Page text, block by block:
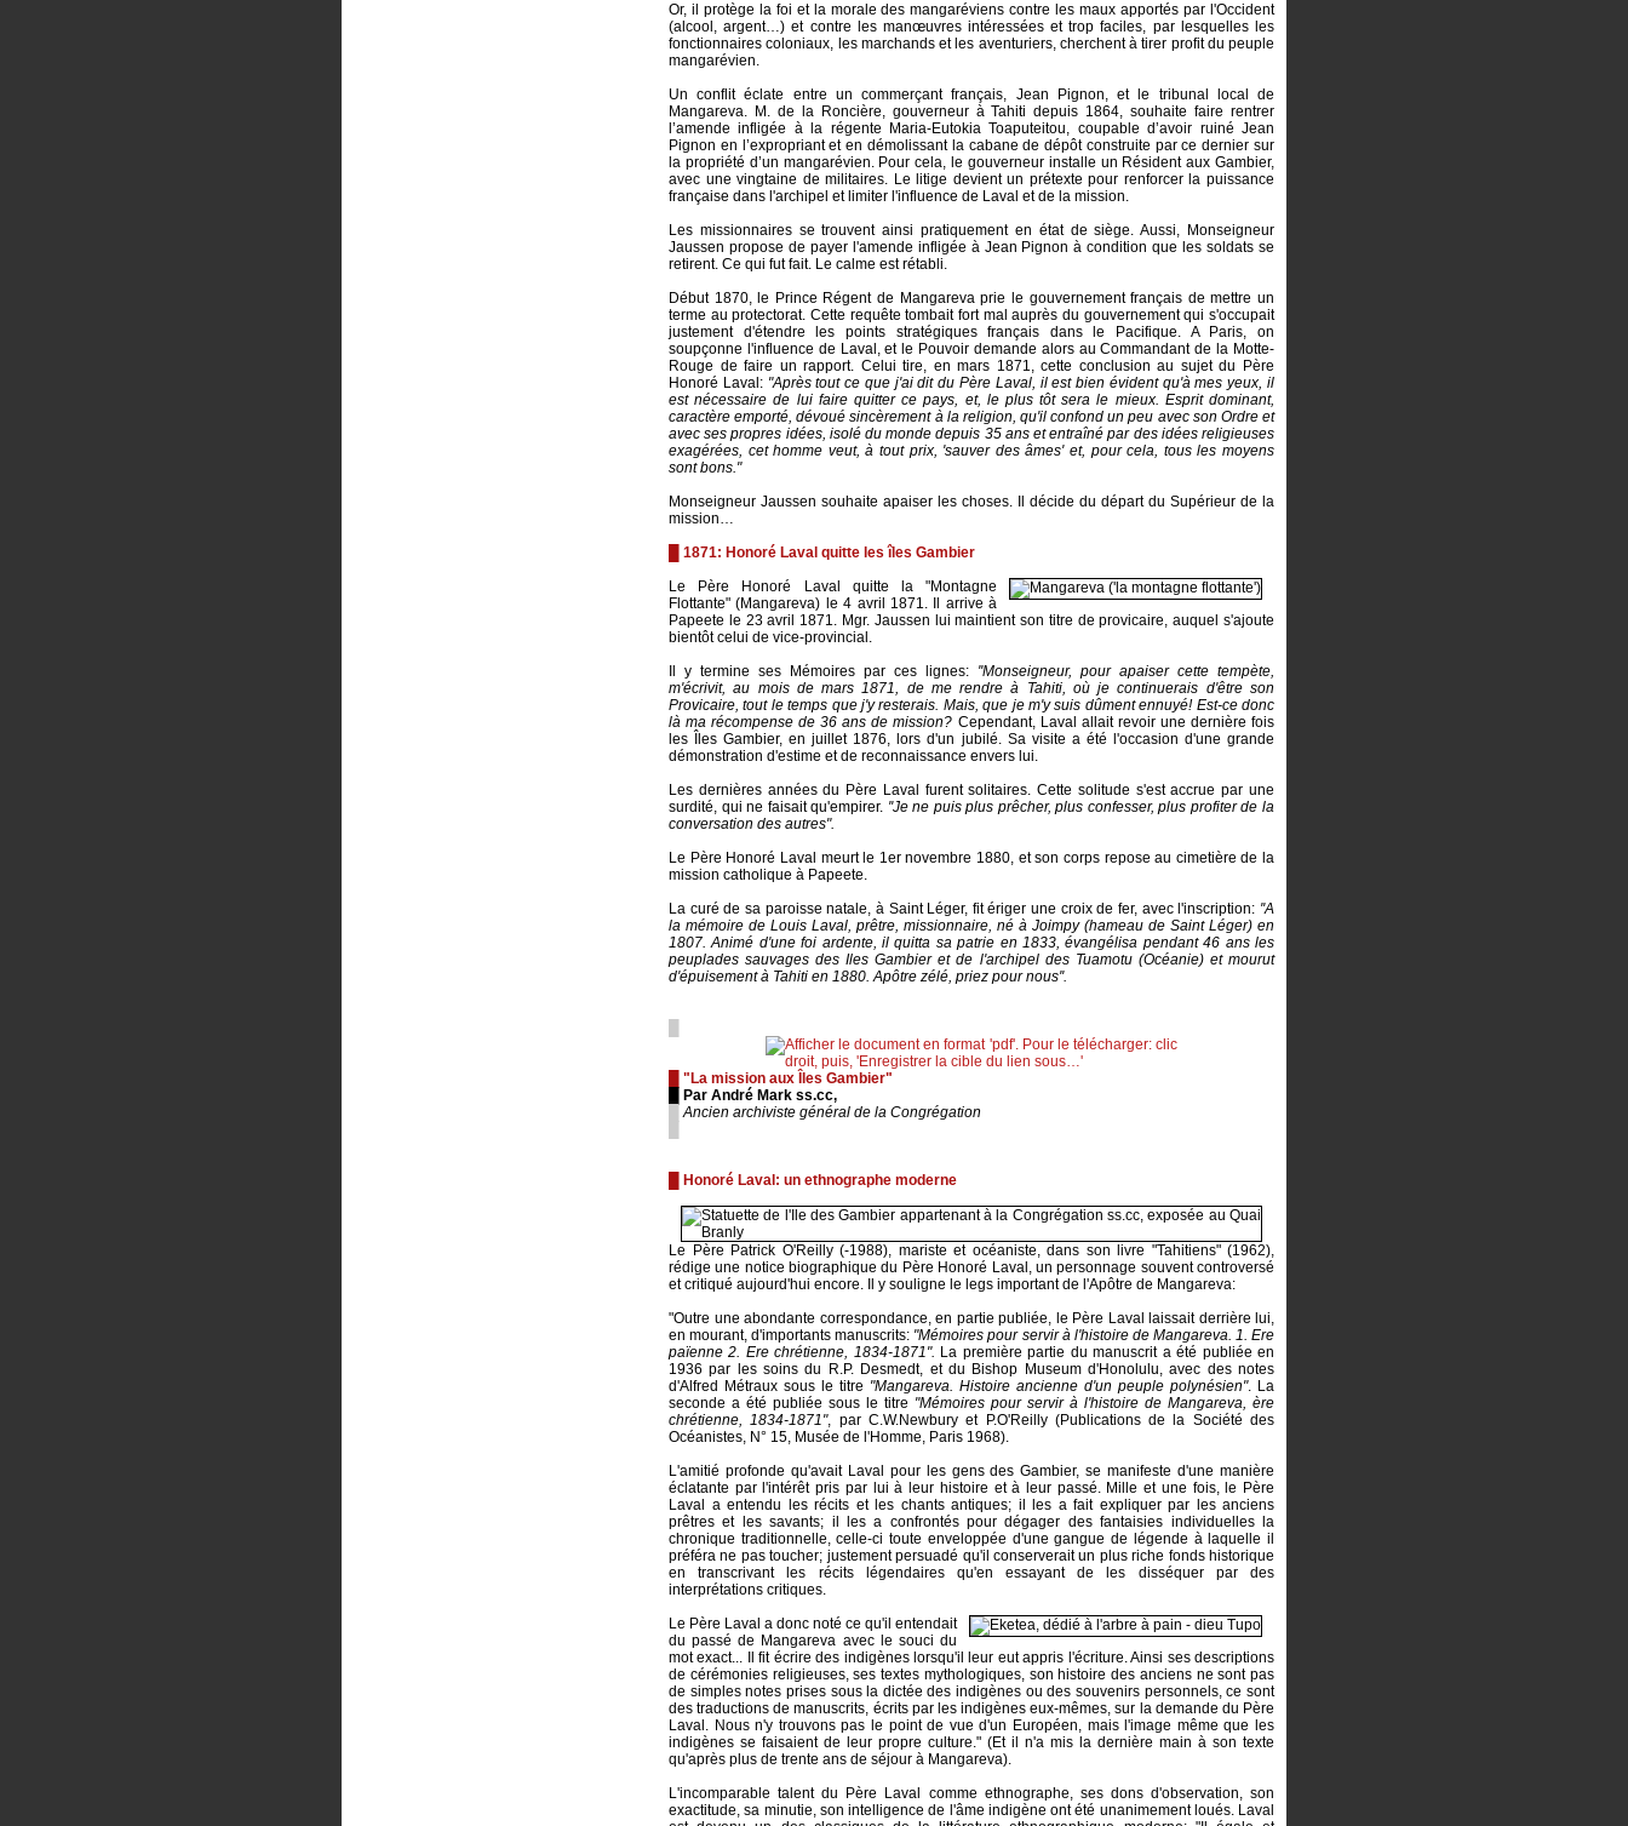
Or, il protège la foi et la morale des mangaréviens contre les maux apportés par l'Occident
(alcool, argent…) et contre les manœuvres intéressées et trop faciles, par lesquelles les
fonctionnaires coloniaux, les marchands et les aventuriers, cherchent à tirer profit du peuple
mangarévien.
Un conflit éclate entre un commerçant français, Jean Pignon, et le tribunal local de
Mangareva. M. de la Roncière, gouverneur à Tahiti depuis 1864, souhaite faire rentrer
l’amende infligée à la régente Maria-Eutokia Toaputeitou, coupable d’avoir ruiné Jean
Pignon en l’expropriant et en démolissant la cabane de dépôt construite par ce dernier sur
la propriété d’un mangarévien. Pour cela, le gouverneur installe un Résident aux Gambier,
avec une vingtaine de militaires. Le litige devient un prétexte pour renforcer la puissance
française dans l'archipel et limiter l'influence de Laval et de la mission.
Les missionnaires se trouvent ainsi pratiquement en état de siège. Aussi, Monseigneur
Jaussen propose de payer l'amende infligée à Jean Pignon à condition que les soldats se
retirent. Ce qui fut fait. Le calme est rétabli.
Début 1870, le Prince Régent de Mangareva prie le gouvernement français de mettre un
terme au protectorat. Cette requête tombait fort mal auprès du gouvernement qui s'occupait
justement d'étendre les points stratégiques français dans le Pacifique. A Paris, on
soupçonne l'influence de Laval, et le Pouvoir demande alors au Commandant de la Motte-
Rouge de faire un rapport. Celui tire, en mars 1871, cette conclusion au sujet du Père
Honoré Laval: "Après tout ce que j'ai dit du Père Laval, il est bien évident qu'à mes yeux, il
est nécessaire de lui faire quitter ce pays, et, le plus tôt sera le mieux. Esprit dominant,
caractère emporté, dévoué sincèrement à la religion, qu'il confond un peu avec son Ordre et
avec ses propres idées, isolé du monde depuis 35 ans et entraîné par des idées religieuses
exagérées, cet homme veut, à tout prix, 'sauver des âmes' et, pour cela, tous les moyens
sont bons."
Monseigneur Jaussen souhaite apaiser les choses. Il décide du départ du Supérieur de la
mission…
█ 1871: Honoré Laval quitte les îles Gambier
Le Père Honoré Laval quitte la "Montagne
Flottante" (Mangareva) le 4 avril 1871. Il arrive à
Papeete le 23 avril 1871. Mgr. Jaussen lui maintient son titre de provicaire, auquel s'ajoute
bientôt celui de vice-provincial.
Il y termine ses Mémoires par ces lignes: ''Monseigneur, pour apaiser cette tempète,
m'écrivit, au mois de mars 1871, de me rendre à Tahiti, où je continuerais d'être son
Provicaire, tout le temps que j'y resterais. Mais, que je m'y suis dûment ennuyé! Est-ce donc
là ma récompense de 36 ans de mission? Cependant, Laval allait revoir une dernière fois
les Îles Gambier, en juillet 1876, lors d'un jubilé. Sa visite a été l'occasion d'une grande
démonstration d'estime et de reconnaissance envers lui.
Les dernières années du Père Laval furent solitaires. Cette solitude s'est accrue par une
surdité, qui ne faisait qu'empirer. ''Je ne puis plus prêcher, plus confesser, plus profiter de la
conversation des autres".
Le Père Honoré Laval meurt le 1er novembre 1880, et son corps repose au cimetière de la
mission catholique à Papeete.
La curé de sa paroisse natale, à Saint Léger, fit ériger une croix de fer, avec l'inscription: ''A
la mémoire de Louis Laval, prêtre, missionnaire, né à Joimpy (hameau de Saint Léger) en
1807. Animé d'une foi ardente, il quitta sa patrie en 1833, évangélisa pendant 46 ans les
peuplades sauvages des Iles Gambier et de l'archipel des Tuamotu (Océanie) et mourut
d'épuisement à Tahiti en 1880. Apôtre zélé, priez pour nous''.
█ "La mission aux Îles Gambier"
█ Par André Mark ss.cc,
█Ancien archiviste général de la Congrégation
█ Honoré Laval: un ethnographe moderne
Le Père Patrick O'Reilly (-1988), mariste et océaniste, dans son livre "Tahitiens" (1962),
rédige une notice biographique du Père Honoré Laval, un personnage souvent controversé
et critiqué aujourd'hui encore. Il y souligne le legs important de l'Apôtre de Mangareva:
"Outre une abondante correspondance, en partie publiée, le Père Laval laissait derrière lui,
en mourant, d'importants manuscrits: "Mémoires pour servir à l'histoire de Mangareva. 1. Ere
païenne 2. Ere chrétienne, 1834-1871". La première partie du manuscrit a été publiée en
1936 par les soins du R.P. Desmedt, et du Bishop Museum d'Honolulu, avec des notes
d'Alfred Métraux sous le titre "Mangareva. Histoire ancienne d'un peuple polynésien". La
seconde a été publiée sous le titre "Mémoires pour servir à l'histoire de Mangareva, ère
chrétienne, 1834-1871", par C.W.Newbury et P.O'Reilly (Publications de la Société des
Océanistes, N° 15, Musée de l'Homme, Paris 1968).
L'amitié profonde qu'avait Laval pour les gens des Gambier, se manifeste d'une manière
éclatante par l'intérêt pris par lui à leur histoire et à leur passé. Mille et une fois, le Père
Laval a entendu les récits et les chants antiques; il les a fait expliquer par les anciens
prêtres et les savants; il les a confrontés pour dégager des fantaisies individuelles la
chronique traditionnelle, celle-ci toute enveloppée d'une gangue de légende à laquelle il
préféra ne pas toucher; justement persuadé qu'il conserverait un plus riche fonds historique
en transcrivant les récits légendaires qu'en essayant de les disséquer par des
interprétations critiques.
Le Père Laval a donc noté ce qu'il entendait
du passé de Mangareva avec le souci du
mot exact... Il fit écrire des indigènes lorsqu'il leur eut appris l'écriture. Ainsi ses descriptions
de cérémonies religieuses, ses textes mythologiques, son histoire des anciens ne sont pas
de simples notes prises sous la dictée des indigènes ou des souvenirs personnels, ce sont
des traductions de manuscrits, écrits par les indigènes eux-mêmes, sur la demande du Père
Laval. Nous n'y trouvons pas le point de vue d'un Européen, mais l'image même que les
indigènes se faisaient de leur propre culture." (Et il n'a mis la dernière main à son texte
qu'après plus de trente ans de séjour à Mangareva).
L'incomparable talent du Père Laval comme ethnographe, ses dons d'observation, son
exactitude, sa minutie, son intelligence de l'âme indigène ont été unanimement loués. Laval